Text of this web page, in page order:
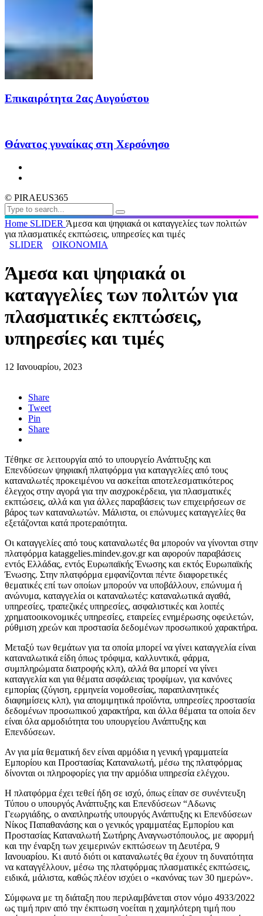
Επικαιρότητα 2ας Αυγούστου
Θάνατος γυναίκας στη Χερσόνησο
© PIRAEUS365
Home SLIDER Άμεσα και ψηφιακά οι καταγγελίες των πολιτών
για πλασματικές εκπτώσεις, υπηρεσίες και τιμές
SLIDER
ΟΙΚΟΝΟΜΙΑ
Άμεσα και ψηφιακά οι
καταγγελίες των πολιτών για
πλασματικές εκπτώσεις,
υπηρεσίες και τιμές
12 Ιανουαρίου, 2023
Share
Tweet
Pin
Share
Τέθηκε σε λειτουργία από το υπουργείο Ανάπτυξης και
Επενδύσεων ψηφιακή πλατφόρμα για καταγγελίες από τους
καταναλωτές προκειμένου να ασκείται αποτελεσματικότερος
έλεγχος στην αγορά για την αισχροκέρδεια, για πλασματικές
εκπτώσεις, αλλά και για άλλες παραβάσεις των επιχειρήσεων σε
βάρος των καταναλωτών. Μάλιστα, οι επώνυμες καταγγελίες θα
εξετάζονται κατά προτεραιότητα.
Οι καταγγελίες από τους καταναλωτές θα μπορούν να γίνονται στην
πλατφόρμα kataggelies.mindev.gov.gr και αφορούν παραβάσεις
εντός Ελλάδας, εντός Ευρωπαϊκής Ένωσης και εκτός Ευρωπαϊκής
Ένωσης. Στην πλατφόρμα εμφανίζονται πέντε διαφορετικές
θεματικές επί των οποίων μπορούν να υποβάλλουν, επώνυμα ή
ανώνυμα, καταγγελία οι καταναλωτές: καταναλωτικά αγαθά,
υπηρεσίες, τραπεζικές υπηρεσίες, ασφαλιστικές και λοιπές
χρηματοοικονομικές υπηρεσίες, εταιρείες ενημέρωσης οφειλετών,
ρύθμιση χρεών και προστασία δεδομένων προσωπικού χαρακτήρα.
Μεταξύ των θεμάτων για τα οποία μπορεί να γίνει καταγγελία είναι
καταναλωτικά είδη όπως τρόφιμα, καλλυντικά, φάρμα,
συμπληρώματα διατροφής κλπ), αλλά θα μπορεί να γίνει
καταγγελία και για θέματα ασφάλειας τροφίμων, για κανόνες
εμπορίας (ζύγιση, ερμηνεία νομοθεσίας, παραπλανητικές
διαφημίσεις κλπ), για απομιμητικά προϊόντα, υπηρεσίες προστασία
δεδομένων προσωπικού χαρακτήρα, και άλλα θέματα τα οποία δεν
είναι όλα αρμοδιότητα του υπουργείου Ανάπτυξης και
Επενδύσεων.
Αν για μία θεματική δεν είναι αρμόδια η γενική γραμματεία
Εμπορίου και Προστασίας Καταναλωτή, μέσω της πλατφόρμας
δίνονται οι πληροφορίες για την αρμόδια υπηρεσία ελέγχου.
Η πλατφόρμα έχει τεθεί ήδη σε ισχύ, όπως είπαν σε συνέντευξη
Τύπου ο υπουργός Ανάπτυξης και Επενδύσεων “Αδωνις
Γεωργιάδης, ο αναπληρωτής υπουργός Ανάπτυξης κι Επενδύσεων
Νίκος Παπαθανάσης και ο γενικός γραμματέας Εμπορίου και
Προστασίας Καταναλωτή Σωτήρης Αναγνωστόπουλος, με αφορμή
και την έναρξη των χειμερινών εκπτώσεων τη Δευτέρα, 9
Ιανουαρίου. Κι αυτό διότι οι καταναλωτές θα έχουν τη δυνατότητα
να καταγγέλλουν, μέσω της πλατφόρμας πλασματικές εκπτώσεις,
ειδικά, μάλιστα, καθώς πλέον ισχύει ο «κανόνας των 30 ημερών».
Σύμφωνα με τη διάταξη που περιλαμβάνεται στον νόμο 4933/2022
ως τιμή πριν από την έκπτωση νοείται η χαμηλότερη τιμή που